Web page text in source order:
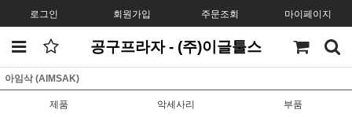
로그인 회원가입 주문조회 마이페이지
공구프라자 - (주)이글툴스
아임삭 (AIMSAK)
제품 악세사리 부품